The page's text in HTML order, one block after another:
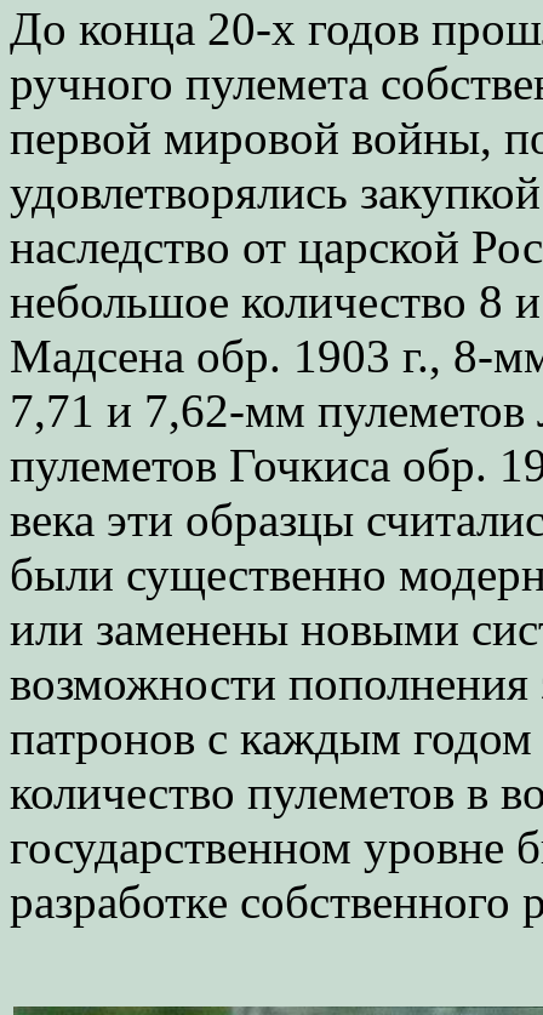
До конца 20-х годов
ручного пулемета
первой мировой войны,
удовлетворялись
наследство от царской
небольшое количество 8
Мадсена обр. 1903 г., 8-
7,71 и 7,62-мм
пулеметов Гочкиса обр.
века эти образцы
были существенно
или заменены новыми
возможности
патронов с каждым
количество пулеметов в
государственном уровне
разработке